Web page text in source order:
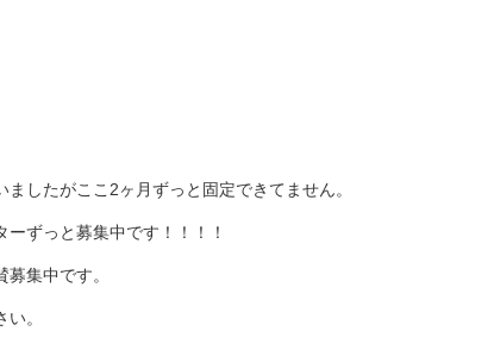
したがここ2ヶ月ずっと固定できてません。
ずっと募集中です！！！！
集中です。
。